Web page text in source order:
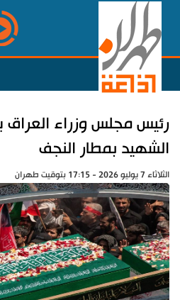
رئيس مجلس وزراء العراق
الشهيد بمطار النجف
الثلاثاء 7 يوليو 2026 - 17:15 بتوقيت طهران